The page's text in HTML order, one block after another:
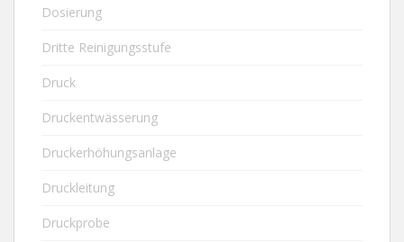
Dosierung
Dritte Reinigungsstufe
Druck
Druckentwässerung
Druckerhöhungsanlage
Druckleitung
Druckprobe